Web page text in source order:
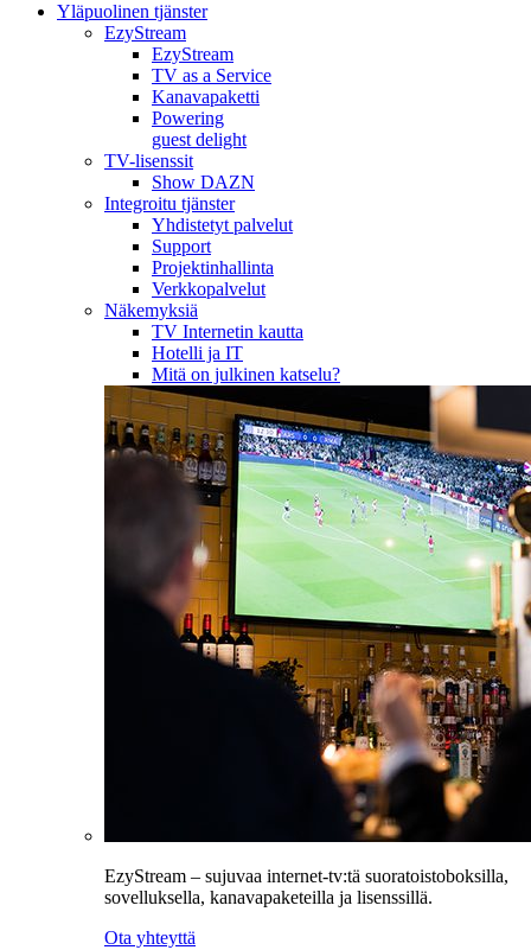
Yläpuolinen tjänster
EzyStream
EzyStream
TV as a Service
Kanavapaketti
Powering
guest delight
TV-lisenssit
Show DAZN
Integroitu tjänster
Yhdistetyt palvelut
Support
Projektinhallinta
Verkkopalvelut
Näkemyksiä
TV Internetin kautta
Hotelli ja IT
Mitä on julkinen katselu?
EzyStream – sujuvaa internet-tv:tä suoratoistoboksilla,
sovelluksella, kanavapaketeilla ja lisenssillä.
Ota yhteyttä